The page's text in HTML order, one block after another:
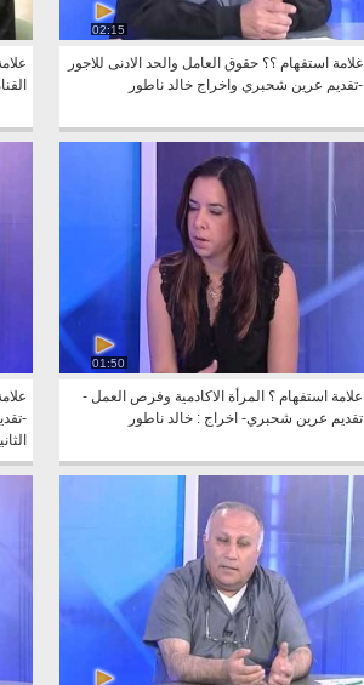
02:15
غلامة استفهام ؟؟ حقوق العامل والحد الادنى للاجور
-تقديم عرين شحبري واخراج خالد ناطور
01:50
علامة استفهام ؟ المرأة الاكادمية وفرص العمل -
تقديم عرين شحبري- اخراج : خالد ناطور
-